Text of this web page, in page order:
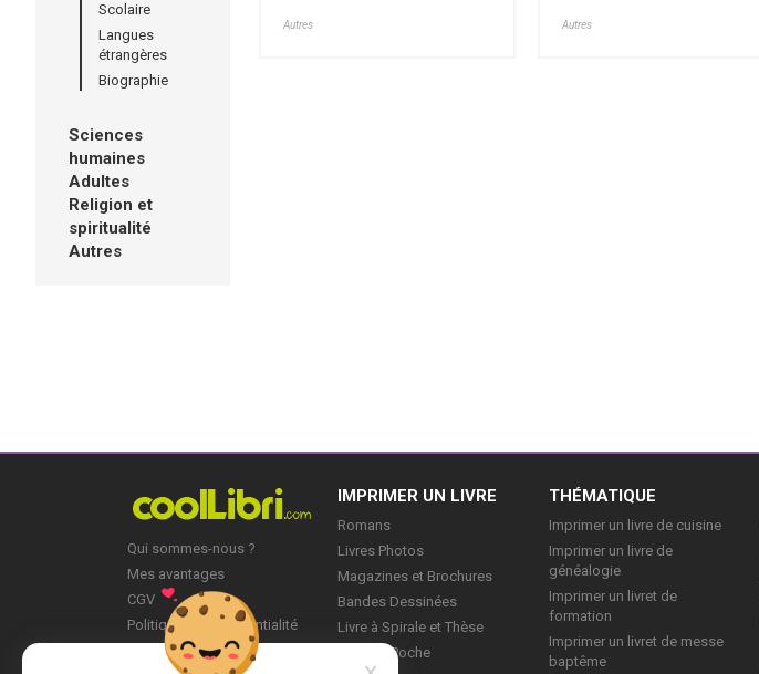
Scolaire
Langues
étrangères
Biographie
Sciences
humaines
Adultes
Religion et
spiritualité
Autres
Autres Autres
Qui sommes-nous ?
Mes avantages
CGV
Politique de Confidentialité
IMPRIMER UN LIVRE
Romans
Livres Photos
Magazines et Brochures
Bandes Dessinées
Livre à Spirale et Thèse
Livre de Poche
THÉMATIQUE
Imprimer un livre de cuisine
Imprimer un livre de
généalogie
Imprimer un livret de
formation
Imprimer un livret de messe
baptême